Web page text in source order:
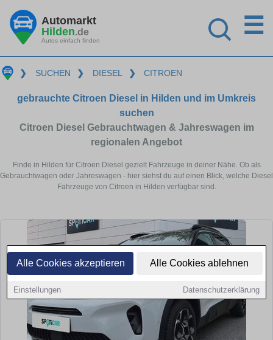
Alle Cookies akzeptieren Alle Cookies ablehnen
Einstellungen Datenschutzerklärung
Automarkt
Hilden.de
Autos einfach finden
☰
❯ SUCHEN ❯ DIESEL ❯ CITROEN
gebrauchte Citroen Diesel in Hilden und im Umkreis
suchen
Citroen Diesel Gebrauchtwagen & Jahreswagen im
regionalen Angebot
Finde in Hilden für Citroen Diesel gezielt Fahrzeuge in deiner Nähe. Ob als
Gebrauchtwagen oder Jahreswagen - hier siehst du auf einen Blick, welche Diesel
Fahrzeuge von Citroen in Hilden verfügbar sind.